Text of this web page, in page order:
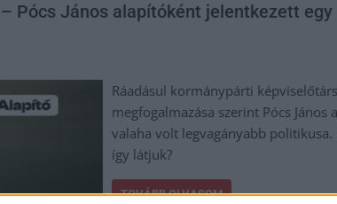
Pócs János alapítóként jelentkezett egy
Ráadásul kormánypárti
megfogalmazása szerint Pócs János
valaha volt legvagányabb politikusa.
így látjuk?
TOVÁBB OLVASOM